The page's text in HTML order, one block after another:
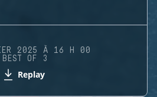
2025 À 16 H 00
BEST OF 3
Replay